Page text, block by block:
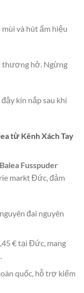
mùi và hút ẩm hiệu
thương hở. Ngừng
kín nắp sau khi
từ Kênh Xách Tay
Balea Fusspuder
markt Đức, đảm
đai nguyên
€ tại Đức, mang
quốc, hỗ trợ kiểm